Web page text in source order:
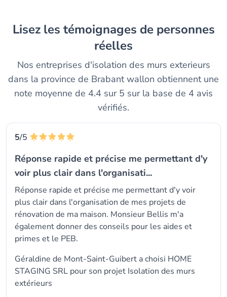
Lisez les témoignages de personnes
réelles
Nos entreprises d'isolation des murs exterieurs
dans la province de Brabant wallon obtiennent une
note moyenne de 4.4 sur 5 sur la base de 4 avis
vérifiés.
5/5
Réponse rapide et précise me permettant d'y
voir plus clair dans l'organisati...
Réponse rapide et précise me permettant d'y voir
plus clair dans l'organisation de mes projets de
rénovation de ma maison. Monsieur Bellis m'a
également donner des conseils pour les aides et
primes et le PEB.
Géraldine de Mont-Saint-Guibert a choisi HOME
STAGING SRL pour son projet Isolation des murs
extérieurs